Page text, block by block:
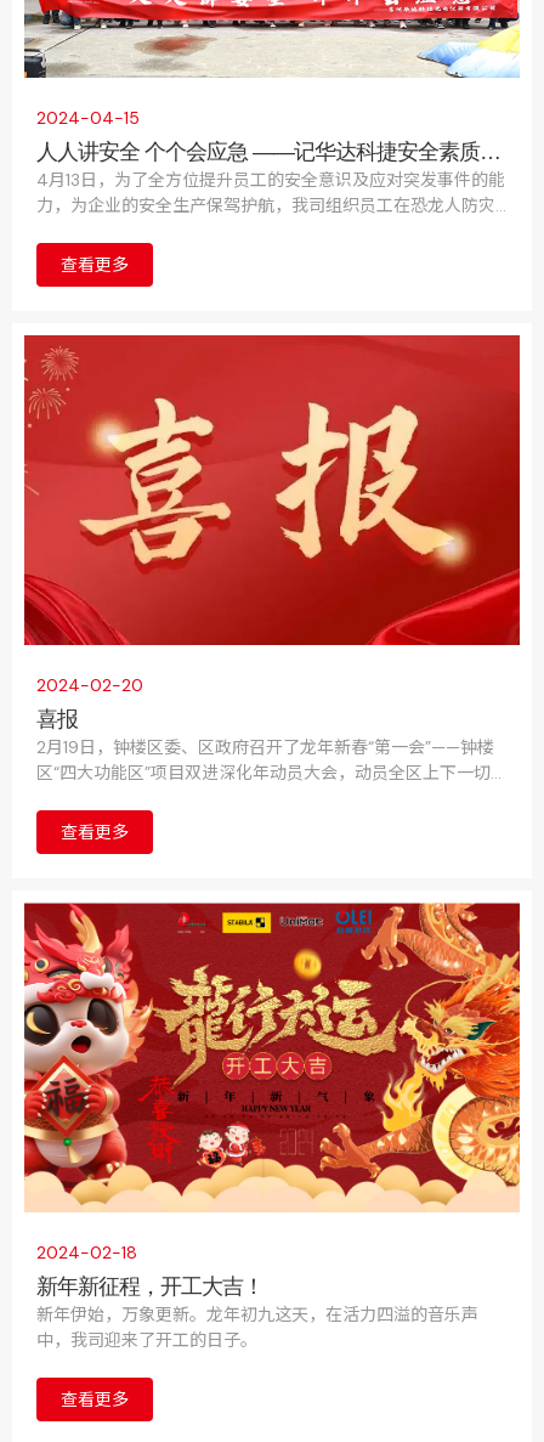
2024-04-15
人人讲安全 个个会应急 ——记华达科捷安全素质拓
展活动圆满落幕
4月13日，为了全方位提升员工的安全意识及应对突发事件的能
力，为企业的安全生产保驾护航，我司组织员工在恐龙人防灾
查看更多
2024-02-20
喜报
2月19日，钟楼区委、区政府召开了龙年新春“第一会”——钟楼
区“四大功能区”项目双进深化年动员大会，动员全区上下一切围
战”的奋斗姿态，全力以赴推动项目双进量质提升，奋力推动钟
楼高质量发展走在前列。会上，常州华达科捷光电仪器有限公
度钟楼区明星企业家”奖牌。
查看更多
2024-02-18
新年新征程，开工大吉！
新年伊始，万象更新。龙年初九这天，在活力四溢的音乐声
中，我司迎来了开工的日子。
查看更多